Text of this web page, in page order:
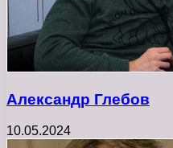
Александр Глебов
10.05.2024